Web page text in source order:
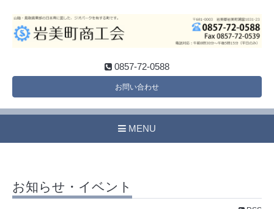
0857-72-0588
お問い合わせ
MENU
お知らせ・イベント